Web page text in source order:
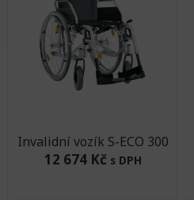
Invalidní vozík S-ECO 300
12 674 Kč s DPH